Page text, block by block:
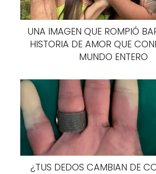
jengibre o limón. Ambas
sumamente saludables y
beneficios a nuestro
UNA IMAGEN QUE ROMPIÓ
HISTORIA DE AMOR QUE
MUNDO ENTERO
¿TUS DEDOS CAMBIAN DE